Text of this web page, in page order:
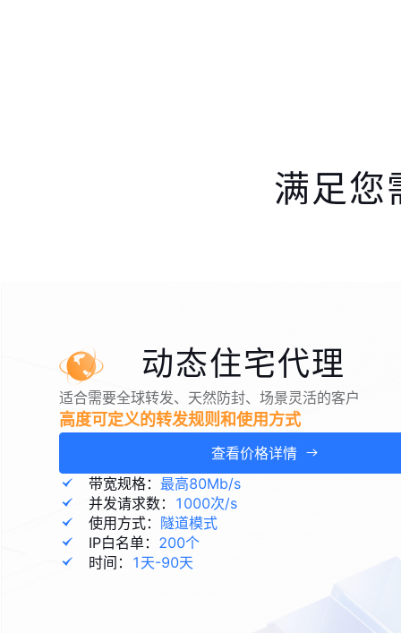
满足您
动态住宅代理
适合需要全球转发、天然防封、场景灵活的客户
高度可定义的转发规则和使用方式
查看价格详情
带宽规格： 最高80Mb/s
并发请求数： 1000次/s
使用方式： 隧道模式
IP白名单： 200个
时间： 1天-90天